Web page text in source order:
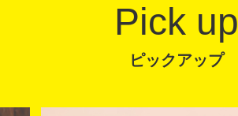
Pick up
ピックアップ